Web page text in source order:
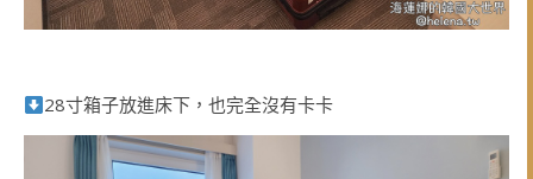
28寸箱子放進床下，也完全沒有卡卡